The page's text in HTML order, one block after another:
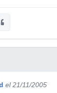
el 21/11/2005